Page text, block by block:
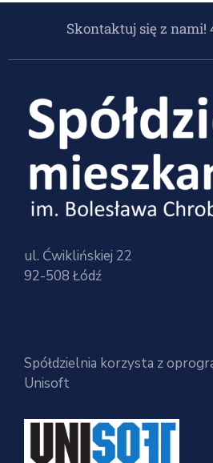
Skontaktuj się z nami!
ul. Ćwiklińskiej 22
92-508 Łódź
Spółdzielnia korzysta z
Unisoft